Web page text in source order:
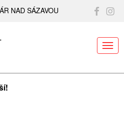
NAD SÁZAVOU